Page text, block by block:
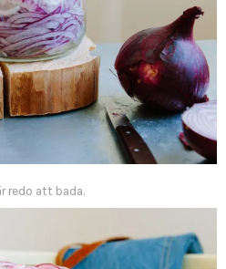
redo att bada.